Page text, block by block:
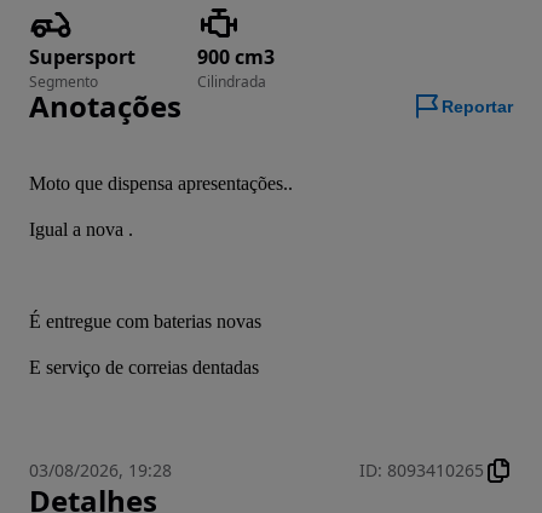
Supersport
Segmento
900 cm3
Cilindrada
Anotações Reportar
Moto que dispensa apresentações..
Igual a nova .
É entregue com baterias novas
E serviço de correias dentadas
03/08/2026, 19:28 ID: 8093410265
Detalhes